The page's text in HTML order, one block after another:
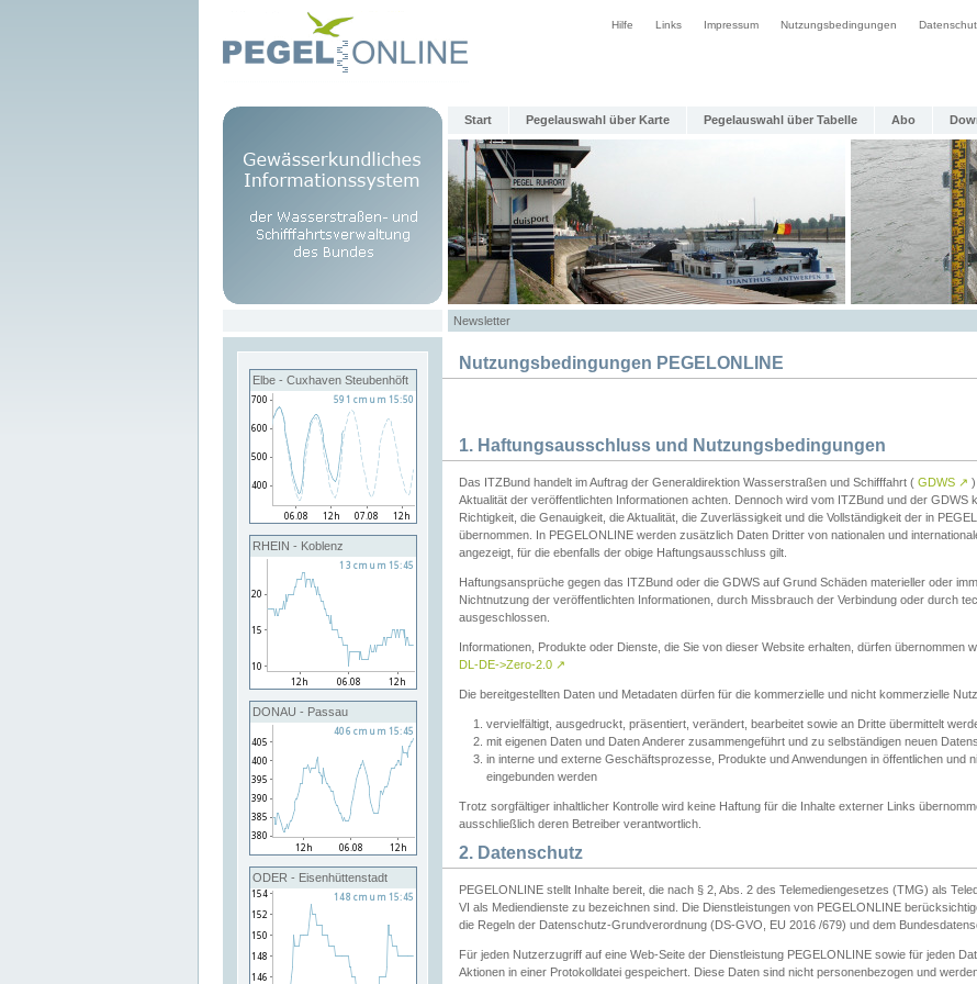
Hilfe Links Impressum Nutzungsbedingungen
Start Pegelauswahl über Karte Pegelauswahl über Tabelle Abo
Newsletter
Elbe - Cuxhaven Steubenhöft
RHEIN - Koblenz
DONAU - Passau
ODER - Eisenhüttenstadt
Nutzungsbedingungen PEGELONLINE
1. Haftungsausschluss und Nutzungsbedingungen
Das ITZBund handelt im Auftrag der Generaldirektion Wasserstraßen und Schifffahrt ( GDWS ↗
Aktualität der veröffentlichten Informationen achten. Dennoch wird vom ITZBund und der GDWS
Richtigkeit, die Genauigkeit, die Aktualität, die Zuverlässigkeit und die Vollständigkeit der in
übernommen. In PEGELONLINE werden zusätzlich Daten Dritter von nationalen und
angezeigt, für die ebenfalls der obige Haftungsausschluss gilt.
Haftungsansprüche gegen das ITZBund oder die GDWS auf Grund Schäden materieller oder
Nichtnutzung der veröffentlichten Informationen, durch Missbrauch der Verbindung oder durch
ausgeschlossen.
Informationen, Produkte oder Dienste, die Sie von dieser Website erhalten, dürfen übernommen
DL-DE->Zero-2.0 ↗
Die bereitgestellten Daten und Metadaten dürfen für die kommerzielle und nicht kommerzielle
vervielfältigt, ausgedruckt, präsentiert, verändert, bearbeitet sowie an Dritte übermittelt
mit eigenen Daten und Daten Anderer zusammengeführt und zu selbständigen neuen
in interne und externe Geschäftsprozesse, Produkte und Anwendungen in öffentlichen und
eingebunden werden
Trotz sorgfältiger inhaltlicher Kontrolle wird keine Haftung für die Inhalte externer Links
ausschließlich deren Betreiber verantwortlich.
2. Datenschutz
PEGELONLINE stellt Inhalte bereit, die nach § 2, Abs. 2 des Telemediengesetzes (TMG) als
VI als Mediendienste zu bezeichnen sind. Die Dienstleistungen von PEGELONLINE
die Regeln der Datenschutz-Grundverordnung (DS-GVO, EU 2016 /679) und dem
Für jeden Nutzerzugriff auf eine Web-Seite der Dienstleistung PEGELONLINE sowie für jeden
Aktionen in einer Protokolldatei gespeichert. Diese Daten sind nicht personenbezogen und